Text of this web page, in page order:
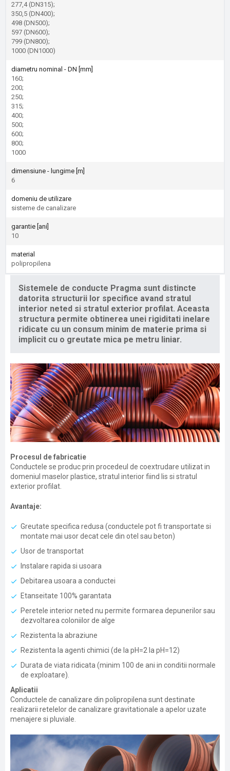
277,4 (DN315);
350,5 (DN400);
498 (DN500);
597 (DN600);
799 (DN800);
1000 (DN1000)
diametru nominal - DN [mm]
160;
200;
250;
315;
400;
500;
600;
800;
1000
dimensiune - lungime [m]
6
domeniu de utilizare
sisteme de canalizare
garantie [ani]
10
material
polipropilena
Sistemele de conducte Pragma sunt distincte
datorita structurii lor specifice avand stratul
interior neted si stratul exterior profilat. Aceasta
structura permite obtinerea unei rigiditati inelare
ridicate cu un consum minim de materie prima si
implicit cu o greutate mica pe metru liniar.
Procesul de fabricatie
Conductele se produc prin procedeul de coextrudare utilizat in
domeniul maselor plastice, stratul interior fiind lis si stratul
exterior profilat.
Avantaje:
Greutate specifica redusa (conductele pot fi transportate si
montate mai usor decat cele din otel sau beton)
Usor de transportat
Instalare rapida si usoara
Debitarea usoara a conductei
Etanseitate 100% garantata
Peretele interior neted nu permite formarea depunerilor sau
dezvoltarea coloniilor de alge
Rezistenta la abraziune
Rezistenta la agenti chimici (de la pH=2 la pH=12)
Durata de viata ridicata (minim 100 de ani in conditii normale
de exploatare).
Aplicatii
Conductele de canalizare din polipropilena sunt destinate
realizarii retelelor de canalizare gravitationale a apelor uzate
menajere si pluviale.